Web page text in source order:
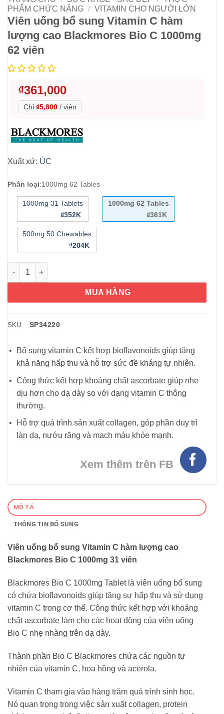
PHẨM CHỨC NĂNG / VITAMIN CHO NGƯỜI LỚN
Viên uống bổ sung Vitamin C hàm
lượng cao Blackmores Bio C 1000mg
62 viên
₫361,000
Chỉ ₫5,800 / viên
Xuất xứ: ÚC
Phân loại:1000mg 62 Tables
1000mg 31 Tablets
₫352K
1000mg 62 Tables
₫361K
500mg 50 Chewables
₫204K
Viên uống bổ sung Vitamin C hàm lượng cao Blackmores Bio
MUA HÀNG
SKU: SP34220
Bổ sung vitamin C kết hợp bioflavonoids giúp tăng
khả năng hấp thu và hỗ trợ sức đề kháng tự nhiên.
Công thức kết hợp khoáng chất ascorbate giúp nhẹ
dịu hơn cho dạ dày so với dạng vitamin C thông
thường.
Hỗ trợ quá trình sản xuất collagen, góp phần duy trì
làn da, nướu răng và mạch máu khỏe mạnh.
Xem thêm trên FB
MÔ TẢ
THÔNG TIN BỔ SUNG
Viên uống bổ sung Vitamin C hàm lượng cao
Blackmores Bio C 1000mg 31 viên
Blackmores Bio C 1000mg Tablet là viên uống bổ sung
có chứa bioflavonoids giúp tăng sự hấp thu và sử dụng
vitamin C trong cơ thể. Công thức kết hợp với khoáng
chất ascorbate làm cho các hoạt động của viên uống
Bio C nhẹ nhàng trên dạ dày.
Thành phần Bio C Blackmores chứa các nguồn tự
nhiên của vitamin C, hoa hồng và acerola.
Vitamin C tham gia vào hàng trăm quá trình sinh học.
Nó quan trọng trong việc sản xuất collagen, protein